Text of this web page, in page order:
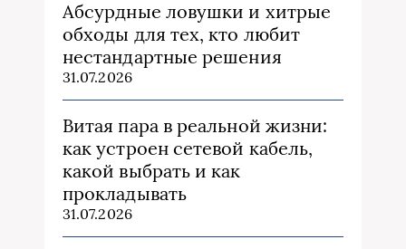
Абсурдные ловушки и хитрые
обходы для тех, кто любит
нестандартные решения
31.07.2026
Витая пара в реальной жизни:
как устроен сетевой кабель,
какой выбрать и как
прокладывать
31.07.2026